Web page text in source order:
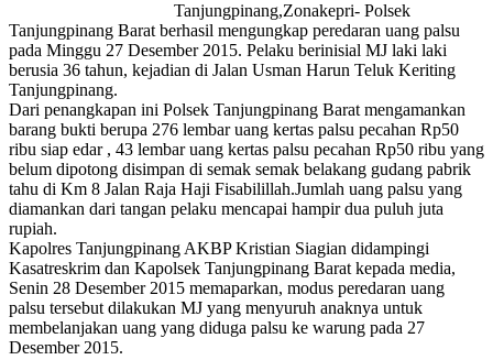
Tanjungpinang,Zonakepri- Polsek
Tanjungpinang Barat berhasil mengungkap peredaran uang palsu
pada Minggu 27 Desember 2015. Pelaku berinisial MJ laki laki
berusia 36 tahun, kejadian di Jalan Usman Harun Teluk Keriting
Tanjungpinang.
Dari penangkapan ini Polsek Tanjungpinang Barat mengamankan
barang bukti berupa 276 lembar uang kertas palsu pecahan Rp50
ribu siap edar , 43 lembar uang kertas palsu pecahan Rp50 ribu yang
belum dipotong disimpan di semak semak belakang gudang pabrik
tahu di Km 8 Jalan Raja Haji Fisabilillah.Jumlah uang palsu yang
diamankan dari tangan pelaku mencapai hampir dua puluh juta
rupiah.
Kapolres Tanjungpinang AKBP Kristian Siagian didampingi
Kasatreskrim dan Kapolsek Tanjungpinang Barat kepada media,
Senin 28 Desember 2015 memaparkan, modus peredaran uang
palsu tersebut dilakukan MJ yang menyuruh anaknya untuk
membelanjakan uang yang diduga palsu ke warung pada 27
Desember 2015.